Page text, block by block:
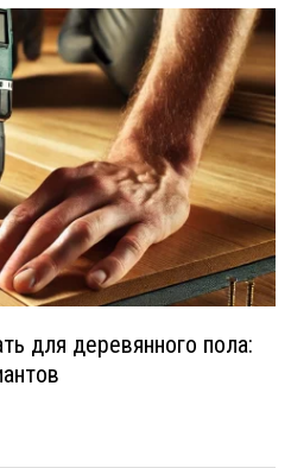
для деревянного пола: